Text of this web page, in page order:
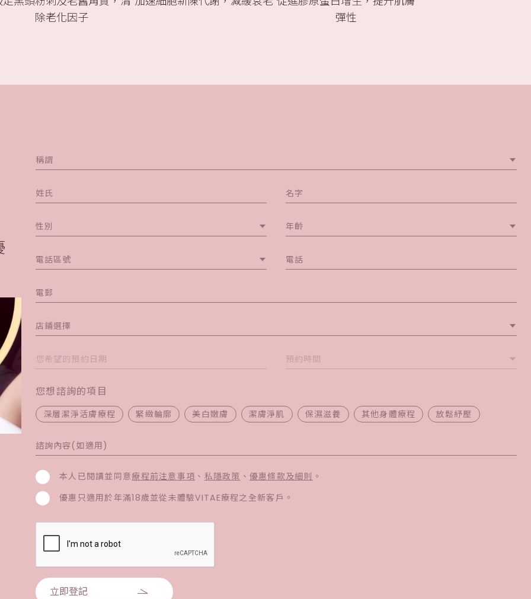
除老化因子
彈性
稱謂
性別 年齡
電話區號
店鋪選擇
預約時間
您想諮詢的項目
深層潔淨活膚療程 緊緻輪廓 美白嫩膚 潔膚淨肌 保濕滋養 其他身體療程 放鬆紓壓
本人已閱讀並同意療程前注意事項 、 私隱政策 、 優惠條款及細則 。
優惠只適用於年滿18歲並從未體驗VITAE療程之全新客戶。
立即登記